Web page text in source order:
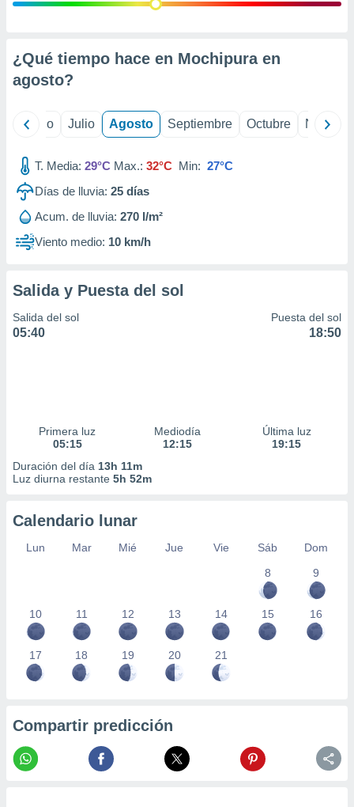
e
mediante
de
1199
¿Qué tiempo hace en Mochipura en
agosto?
Junio Julio Agosto Septiembre Octubre
T. Media: 29°C Max.: 32°C Min: 27°C
Días de lluvia: 25 días
Acum. de lluvia: 270 l/m²
Viento medio: 10 km/h
Salida y Puesta del sol
Salida del sol
05:40
Puesta del sol
18:50
Primera luz
05:15
Mediodía
12:15
Última luz
19:15
Duración del día 13h 11m
Luz diurna restante 5h 52m
Calendario lunar
Lun Mar Mié Jue Vie Sáb
Dom
8
9
10 11 12 13 14 15 16
17 18 19 20 21
Compartir predicción